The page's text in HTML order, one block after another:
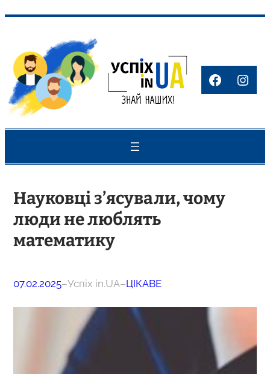
вмісту
Науковці з’ясували, чому
люди не люблять
математику
07.02.2025–Успіх in.UA–ЦІКАВЕ